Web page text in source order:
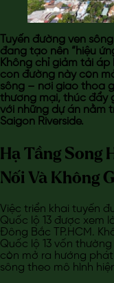
Tuyến đường ven
đang tạo nên “hiệu
Không chỉ giảm tải
con đường này còn
sông – nơi giao thoa
thương mại, thúc đẩy
với những dự án nằm
Saigon Riverside.
Hạ Tầng Song
Nối Và Không
Việc triển khai tuyến
Quốc lộ 13 được xem
Đông Bắc TP.HCM.
Quốc lộ 13 vốn
còn mở ra hướng
sông theo mô hình